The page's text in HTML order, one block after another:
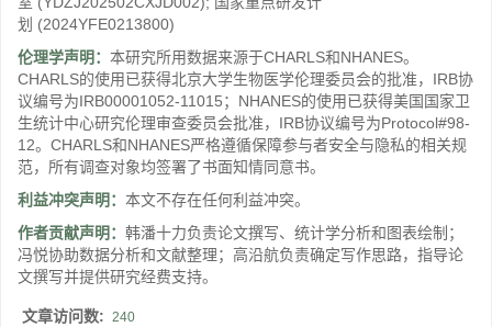
划 (2024YFE0213800)
伦理学声明： 本研究所用数据来源于CHARLS和NHANES。
CHARLS的使用已获得北京大学生物医学伦理委员会的批准，IRB协
议编号为IRB00001052-11015；NHANES的使用已获得美国国家卫
生统计中心研究伦理审查委员会批准，IRB协议编号为Protocol#98-
12。CHARLS和NHANES严格遵循保障参与者安全与隐私的相关规
范，所有调查对象均签署了书面知情同意书。
利益冲突声明： 本文不存在任何利益冲突。
作者贡献声明： 韩潘十力负责论文撰写、统计学分析和图表绘制；
冯悦协助数据分析和文献整理；高沿航负责确定写作思路，指导论
文撰写并提供研究经费支持。
文章访问数: 240